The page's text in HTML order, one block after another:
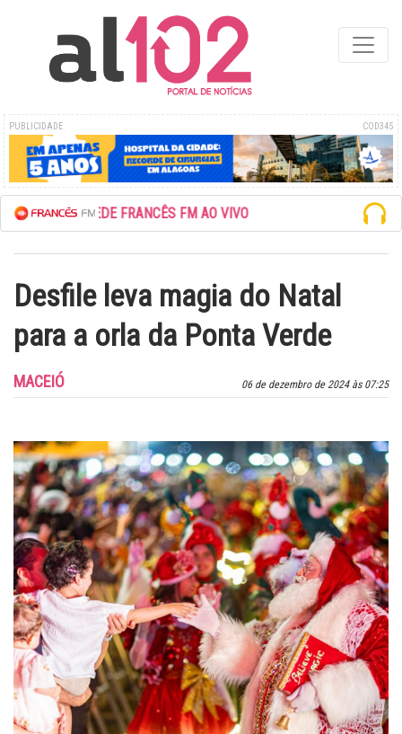
PUBLICIDADE COD345
A REDE FRANCÊS FM AO VIVO
Desfile leva magia do Natal
para a orla da Ponta Verde
06 de dezembro de 2024 às 07:25
MACEIÓ